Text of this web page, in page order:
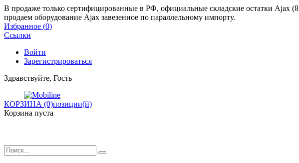
В продаже только сертифицированные в РФ, официальные складские остатки Ajax
продаем оборудование Ajax завезенное по параллельному импорту.
Избранное (0)
Ссылки
Войти
Зарегистрироваться
Здравствуйте, Гость
КОРЗИНА (0)позиции(й)
Корзина пуста